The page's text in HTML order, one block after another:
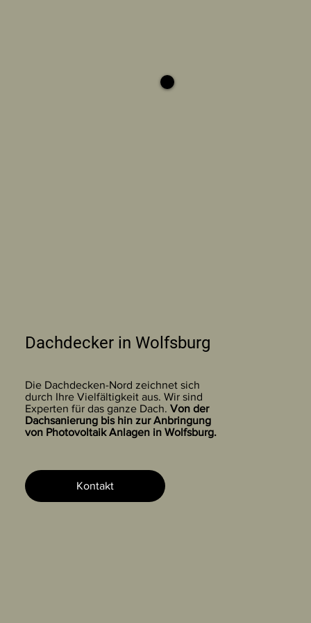
Dachdecker in Wolfsburg
Die Dachdecken-Nord zeichnet sich
durch Ihre Vielfältigkeit aus. Wir sind
Experten für das ganze Dach. Von der
Dachsanierung bis hin zur Anbringung
von Photovoltaik Anlagen in Wolfsburg.
Kontakt